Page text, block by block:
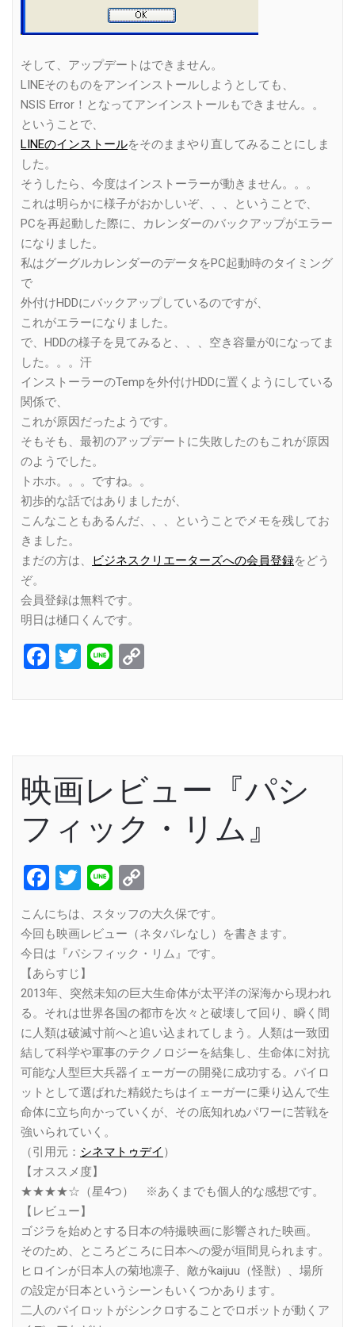
そして、アップデートはできません。
LINEそのものをアンインストールしようとしても、
NSIS Error！となってアンインストールもできません。。
ということで、
LINEのインストールをそのままやり直してみることにしま
した。
そうしたら、今度はインストーラーが動きません。。。
これは明らかに様子がおかしいぞ、、、ということで、
PCを再起動した際に、カレンダーのバックアップがエラー
になりました。
私はグーグルカレンダーのデータをPC起動時のタイミング
で
外付けHDDにバックアップしているのですが、
これがエラーになりました。
で、HDDの様子を見てみると、、、空き容量が0になってま
した。。。汗
インストーラーのTempを外付けHDDに置くようにしている
関係で、
これが原因だったようです。
そもそも、最初のアップデートに失敗したのもこれが原因
のようでした。
トホホ。。。ですね。。
初歩的な話ではありましたが、
こんなこともあるんだ、、、ということでメモを残してお
きました。
まだの方は、
ビジネスクリエーターズへの会員登録をどう
ぞ。
会員登録は無料です。
明日は樋口くんです。
Facebook
Twitter
Line
映画レビュー『パシ
フィック・リム』
Facebook
Twitter
Line
Link
こんにちは、スタッフの大久保です。
今回も映画レビュー（ネタバレなし）を書きます。
今日は『パシフィック・リム』です。
【あらすじ】
2013年、突然未知の巨大生命体が太平洋の深海から現われ
る。それは世界各国の都市を次々と破壊して回り、瞬く間
に人類は破滅寸前へと追い込まれてしまう。人類は一致団
結して科学や軍事のテクノロジーを結集し、生命体に対抗
可能な人型巨大兵器イェーガーの開発に成功する。パイロ
ットとして選ばれた精鋭たちはイェーガーに乗り込んで生
命体に立ち向かっていくが、その底知れぬパワーに苦戦を
強いられていく。
（引用元： シネマトゥデイ ）
【オススメ度】
★★★★☆（星4つ） ※あくまでも個人的な感想です。
【レビュー】
ゴジラを始めとする日本の特撮映画に影響された映画。
そのため、ところどころに日本への愛が垣間見られます。
ヒロインが日本人の菊地凛子、敵がkaijuu（怪獣）、場所
の設定が日本というシーンもいくつかあります。
二人のパイロットがシンクロすることでロボットが動くア